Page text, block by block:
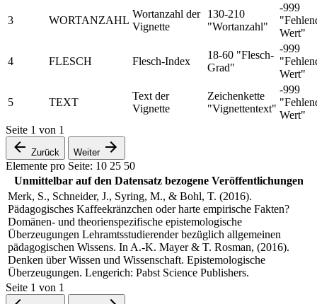
3 WORTANZAHL
Wortanzahl der
Vignette
130-210
"Wortanzahl"
-999
Wert"
4 FLESCH Flesch-Index
18-60 "Flesch-
Grad"
-999
Wert"
5 TEXT
Text der
Vignette
Zeichenkette
"Vignettentext"
-999
Wert"
Seite 1 von 1
Zurück Weiter
Elemente pro Seite: 10 25 50
Unmittelbar auf den Datensatz bezogene Veröffentlichungen
Merk, S., Schneider, J., Syring, M., & Bohl, T. (2016).
Pädagogisches Kaffeekränzchen oder harte empirische Fakten?
Domänen- und theorienspezifische epistemologische
Überzeugungen Lehramtsstudierender bezüglich allgemeinen
pädagogischen Wissens. In A.-K. Mayer & T. Rosman, (2016).
Denken über Wissen und Wissenschaft. Epistemologische
Überzeugungen. Lengerich: Pabst Science Publishers.
Seite 1 von 1